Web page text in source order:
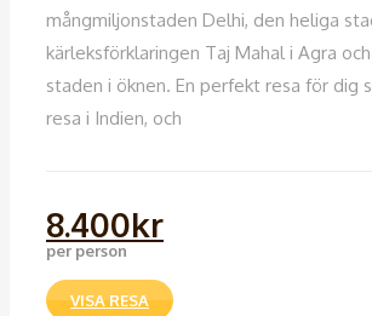
mångmiljonstaden Delhi, den heliga
kärleksförklaringen Taj Mahal i Agra
staden i öknen. En perfekt resa för dig
resa i Indien, och
8.400kr
per person
VISA RESA